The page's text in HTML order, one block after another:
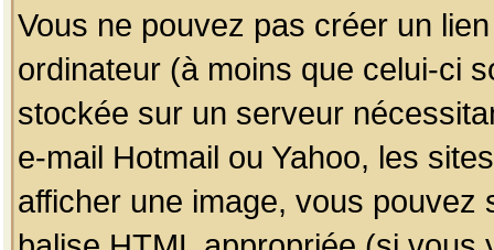
Vous ne pouvez pas créer un
ordinateur (à moins que celui-ci
stockée sur un serveur
e-mail Hotmail ou Yahoo, les
afficher une image, vous pouvez